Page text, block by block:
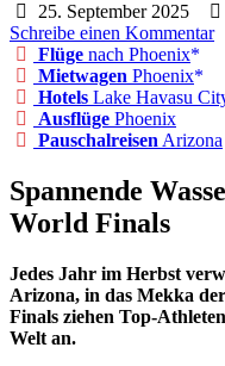
25. September 2025
Schreibe einen Kommentar
Flüge nach Phoenix
Mietwagen Phoenix
Hotels Lake Havasu
Ausflüge Phoenix
Pauschalreisen Arizona
Spannende
World Finals
Jedes Jahr im Herbst
Arizona, in das Mekka
Finals ziehen Top-
Welt an.